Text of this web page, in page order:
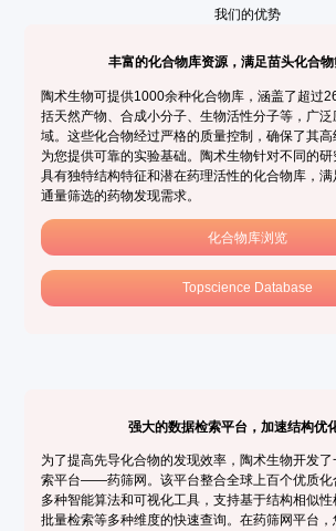
我们的优势
丰富的化合物库资源，满足苗头化合
陶术生物可提供1000余种化合物库，涵盖了超过
括天然产物、合成小分子、生物活性分子等，广
域。这些化合物经过严格的质量控制，确保了其
为您提供可靠的实验基础。陶术生物针对不同的
具有独特结构特征和潜在药理活性的化合物库，
通量筛选的药物发现需求。
化合物库浏览
Topscience Database
强大的数据检索平台，加速结构优
为了提高先导化合物的发现效率，陶术生物开发
索平台——药筛网。该平台整合全球上百个优质化
多种智能算法和可视化工具，支持基于结构相似性
批量检索等多种维度的快速查询。在药筛网平台